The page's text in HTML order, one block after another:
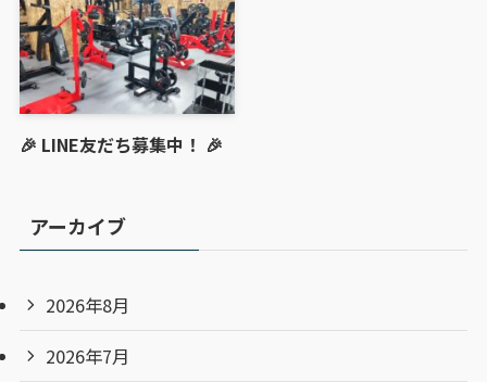
🎉 LINE友だち募集中！ 🎉
アーカイブ
2026年8月
2026年7月